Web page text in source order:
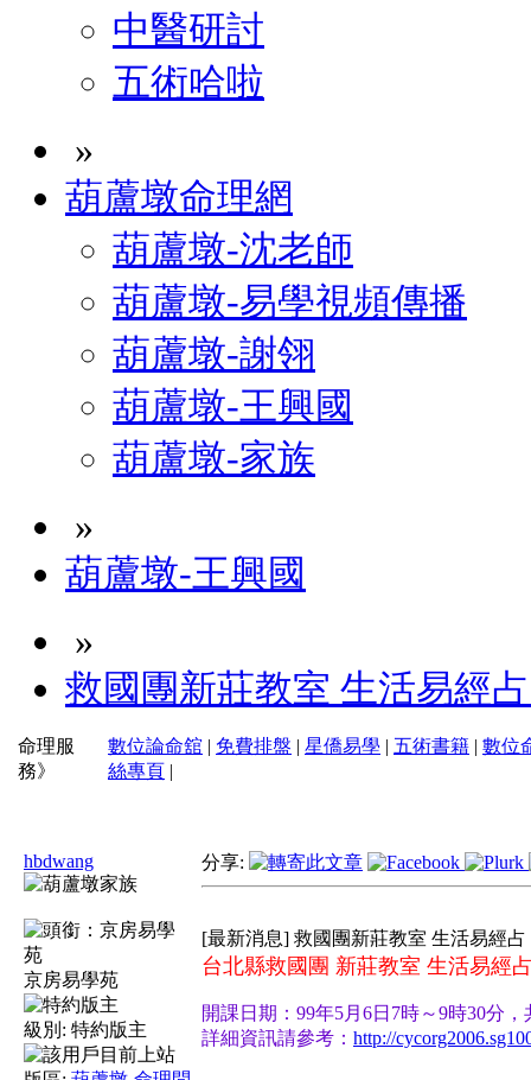
中醫研討
五術哈啦
»
葫蘆墩命理網
葫蘆墩-沈老師
葫蘆墩-易學視頻傳播
葫蘆墩-謝翎
葫蘆墩-王興國
葫蘆墩-家族
»
葫蘆墩-王興國
»
救國團新莊教室 生活易經
命理服
務》
數位論命舘 | 免費排盤 | 星僑易學 | 五術書籍 | 數位
絲專頁 |
hbdwang
京房易學苑
級別: 特約版主
分享:
[最新消息] 救國團新莊教室 生活易經
台北縣救國團 新莊教室 生活易經
開課日期：99年5月6日7時～9時30分，
詳細資訊請參考： http://